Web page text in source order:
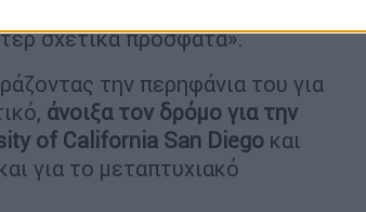
σχετικά πρόσφατα».
την περηφάνια του για
άνοιξα τον δρόμο για την
of California San Diego και
για το μεταπτυχιακό